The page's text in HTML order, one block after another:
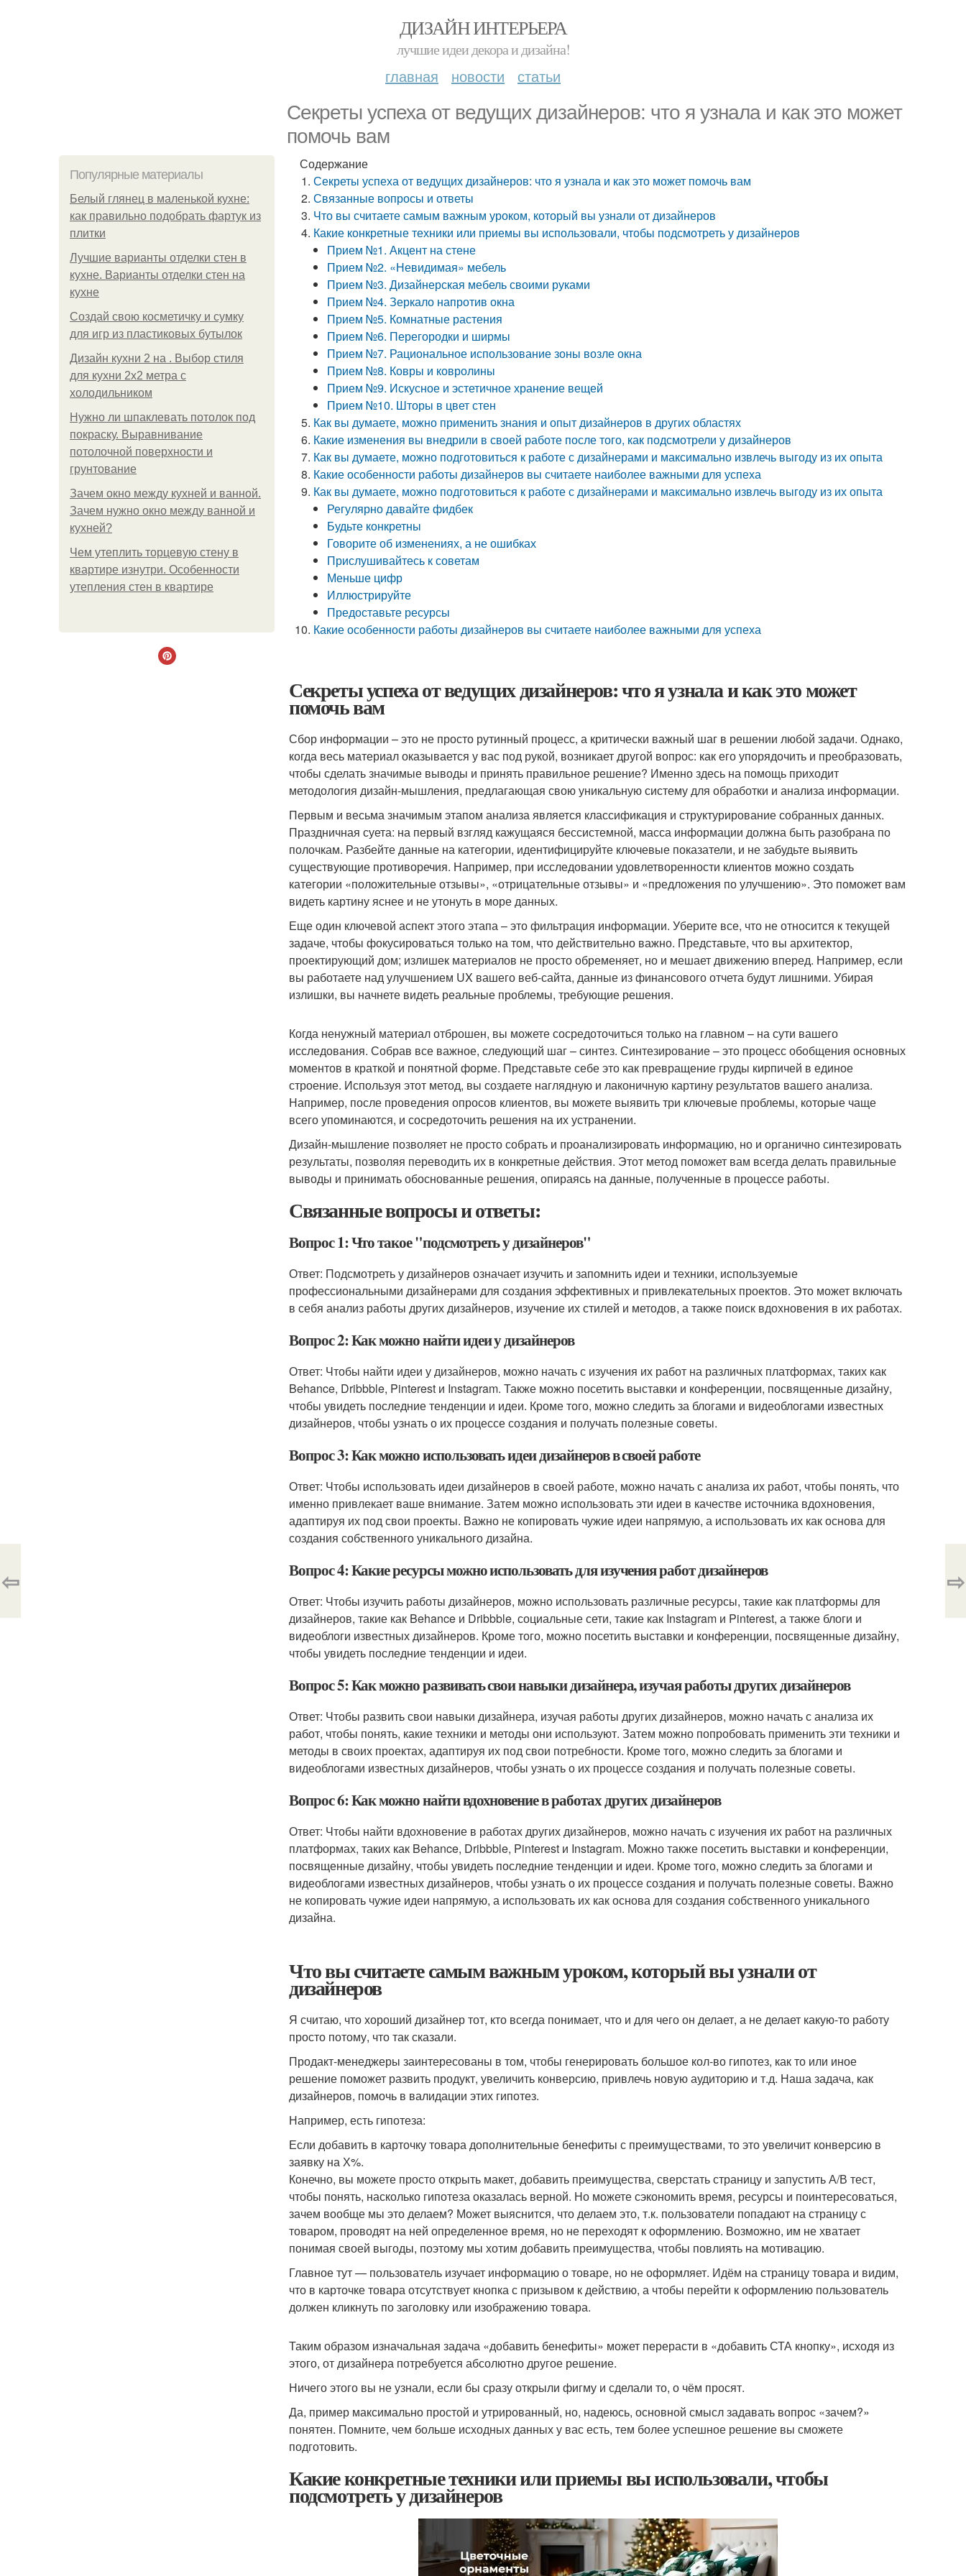
ДИЗАЙН ИНТЕРЬЕРА
лучшие идеи декора и дизайна!
главная новости статьи
Секреты успеха от ведущих дизайнеров: что я узнала и как это может
помочь вам
Популярные материалы
Белый глянец в маленькой кухне:
как правильно подобрать фартук из
плитки
Лучшие варианты отделки стен в
кухне. Варианты отделки стен на
кухне
Создай свою косметичку и сумку
для игр из пластиковых бутылок
Дизайн кухни 2 на . Выбор стиля
для кухни 2х2 метра с
холодильником
Нужно ли шпаклевать потолок под
покраску. Выравнивание
потолочной поверхности и
грунтование
Зачем окно между кухней и ванной.
Зачем нужно окно между ванной и
кухней?
Чем утеплить торцевую стену в
квартире изнутри. Особенности
утепления стен в квартире
Содержание
Секреты успеха от ведущих дизайнеров: что я узнала и как это может помочь вам
Связанные вопросы и ответы
Что вы считаете самым важным уроком, который вы узнали от дизайнеров
Какие конкретные техники или приемы вы использовали, чтобы подсмотреть у дизайнеров
Прием №1. Акцент на стене
Прием №2. «Невидимая» мебель
Прием №3. Дизайнерская мебель своими руками
Прием №4. Зеркало напротив окна
Прием №5. Комнатные растения
Прием №6. Перегородки и ширмы
Прием №7. Рациональное использование зоны возле окна
Прием №8. Ковры и ковролины
Прием №9. Искусное и эстетичное хранение вещей
Прием №10. Шторы в цвет стен
Как вы думаете, можно применить знания и опыт дизайнеров в других областях
Какие изменения вы внедрили в своей работе после того, как подсмотрели у дизайнеров
Как вы думаете, можно подготовиться к работе с дизайнерами и максимально извлечь выгоду из их опыта
Какие особенности работы дизайнеров вы считаете наиболее важными для успеха
Как вы думаете, можно подготовиться к работе с дизайнерами и максимально извлечь выгоду из их опыта
Регулярно давайте фидбек
Будьте конкретны
Говорите об изменениях, а не ошибках
Прислушивайтесь к советам
Меньше цифр
Иллюстрируйте
Предоставьте ресурсы
Какие особенности работы дизайнеров вы считаете наиболее важными для успеха
Секреты успеха от ведущих дизайнеров: что я узнала и как это может
помочь вам
Сбор информации – это не просто рутинный процесс, а критически важный шаг в решении любой задачи. Однако,
когда весь материал оказывается у вас под рукой, возникает другой вопрос: как его упорядочить и преобразовать,
чтобы сделать значимые выводы и принять правильное решение? Именно здесь на помощь приходит
методология дизайн-мышления, предлагающая свою уникальную систему для обработки и анализа информации.
Первым и весьма значимым этапом анализа является классификация и структурирование собранных данных.
Праздничная суета: на первый взгляд кажущаяся бессистемной, масса информации должна быть разобрана по
полочкам. Разбейте данные на категории, идентифицируйте ключевые показатели, и не забудьте выявить
существующие противоречия. Например, при исследовании удовлетворенности клиентов можно создать
категории «положительные отзывы», «отрицательные отзывы» и «предложения по улучшению». Это поможет вам
видеть картину яснее и не утонуть в море данных.
Еще один ключевой аспект этого этапа – это фильтрация информации. Уберите все, что не относится к текущей
задаче, чтобы фокусироваться только на том, что действительно важно. Представьте, что вы архитектор,
проектирующий дом; излишек материалов не просто обременяет, но и мешает движению вперед. Например, если
вы работаете над улучшением UX вашего веб-сайта, данные из финансового отчета будут лишними. Убирая
излишки, вы начнете видеть реальные проблемы, требующие решения.
Когда ненужный материал отброшен, вы можете сосредоточиться только на главном – на сути вашего
исследования. Собрав все важное, следующий шаг – синтез. Синтезирование – это процесс обобщения основных
моментов в краткой и понятной форме. Представьте себе это как превращение груды кирпичей в единое
строение. Используя этот метод, вы создаете наглядную и лаконичную картину результатов вашего анализа.
Например, после проведения опросов клиентов, вы можете выявить три ключевые проблемы, которые чаще
всего упоминаются, и сосредоточить решения на их устранении.
Дизайн-мышление позволяет не просто собрать и проанализировать информацию, но и органично синтезировать
результаты, позволяя переводить их в конкретные действия. Этот метод поможет вам всегда делать правильные
выводы и принимать обоснованные решения, опираясь на данные, полученные в процессе работы.
Связанные вопросы и ответы:
Вопрос 1: Что такое "подсмотреть у дизайнеров"
Ответ: Подсмотреть у дизайнеров означает изучить и запомнить идеи и техники, используемые
профессиональными дизайнерами для создания эффективных и привлекательных проектов. Это может включать
в себя анализ работы других дизайнеров, изучение их стилей и методов, а также поиск вдохновения в их работах.
Вопрос 2: Как можно найти идеи у дизайнеров
Ответ: Чтобы найти идеи у дизайнеров, можно начать с изучения их работ на различных платформах, таких как
Behance, Dribbble, Pinterest и Instagram. Также можно посетить выставки и конференции, посвященные дизайну,
чтобы увидеть последние тенденции и идеи. Кроме того, можно следить за блогами и видеоблогами известных
дизайнеров, чтобы узнать о их процессе создания и получать полезные советы.
Вопрос 3: Как можно использовать идеи дизайнеров в своей работе
Ответ: Чтобы использовать идеи дизайнеров в своей работе, можно начать с анализа их работ, чтобы понять, что
именно привлекает ваше внимание. Затем можно использовать эти идеи в качестве источника вдохновения,
адаптируя их под свои проекты. Важно не копировать чужие идеи напрямую, а использовать их как основа для
создания собственного уникального дизайна.
Вопрос 4: Какие ресурсы можно использовать для изучения работ дизайнеров
Ответ: Чтобы изучить работы дизайнеров, можно использовать различные ресурсы, такие как платформы для
дизайнеров, такие как Behance и Dribbble, социальные сети, такие как Instagram и Pinterest, а также блоги и
видеоблоги известных дизайнеров. Кроме того, можно посетить выставки и конференции, посвященные дизайну,
чтобы увидеть последние тенденции и идеи.
Вопрос 5: Как можно развивать свои навыки дизайнера, изучая работы других дизайнеров
Ответ: Чтобы развить свои навыки дизайнера, изучая работы других дизайнеров, можно начать с анализа их
работ, чтобы понять, какие техники и методы они используют. Затем можно попробовать применить эти техники и
методы в своих проектах, адаптируя их под свои потребности. Кроме того, можно следить за блогами и
видеоблогами известных дизайнеров, чтобы узнать о их процессе создания и получать полезные советы.
Вопрос 6: Как можно найти вдохновение в работах других дизайнеров
Ответ: Чтобы найти вдохновение в работах других дизайнеров, можно начать с изучения их работ на различных
платформах, таких как Behance, Dribbble, Pinterest и Instagram. Можно также посетить выставки и конференции,
посвященные дизайну, чтобы увидеть последние тенденции и идеи. Кроме того, можно следить за блогами и
видеоблогами известных дизайнеров, чтобы узнать о их процессе создания и получать полезные советы. Важно
не копировать чужие идеи напрямую, а использовать их как основа для создания собственного уникального
дизайна.
Что вы считаете самым важным уроком, который вы узнали от
дизайнеров
Я считаю, что хороший дизайнер тот, кто всегда понимает, что и для чего он делает, а не делает какую-то работу
просто потому, что так сказали.
Продакт-менеджеры заинтересованы в том, чтобы генерировать большое кол-во гипотез, как то или иное
решение поможет развить продукт, увеличить конверсию, привлечь новую аудиторию и т.д. Наша задача, как
дизайнеров, помочь в валидации этих гипотез.
Например, есть гипотеза:
Если добавить в карточку товара дополнительные бенефиты с преимуществами, то это увеличит конверсию в
заявку на Х%.
Конечно, вы можете просто открыть макет, добавить преимущества, сверстать страницу и запустить А/В тест,
чтобы понять, насколько гипотеза оказалась верной. Но можете сэкономить время, ресурсы и поинтересоваться,
зачем вообще мы это делаем? Может выяснится, что делаем это, т.к. пользователи попадают на страницу с
товаром, проводят на ней определенное время, но не переходят к оформлению. Возможно, им не хватает
понимая своей выгоды, поэтому мы хотим добавить преимущества, чтобы повлиять на мотивацию.
Главное тут — пользователь изучает информацию о товаре, но не оформляет. Идём на страницу товара и видим,
что в карточке товара отсутствует кнопка с призывом к действию, а чтобы перейти к оформлению пользователь
должен кликнуть по заголовку или изображению товара.
Таким образом изначальная задача «добавить бенефиты» может перерасти в «добавить СТА кнопку», исходя из
этого, от дизайнера потребуется абсолютно другое решение.
Ничего этого вы не узнали, если бы сразу открыли фигму и сделали то, о чём просят.
Да, пример максимально простой и утрированный, но, надеюсь, основной смысл задавать вопрос «зачем?»
понятен. Помните, чем больше исходных данных у вас есть, тем более успешное решение вы сможете
подготовить.
Какие конкретные техники или приемы вы использовали, чтобы
подсмотреть у дизайнеров
⇦ ⇨